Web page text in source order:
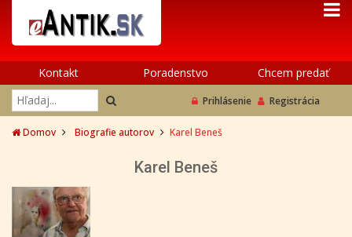
Kontakt Poradenstvo Chcem predať
Prihlásenie Registrácia
Domov Biografie autorov Karel Beneš
Karel Beneš